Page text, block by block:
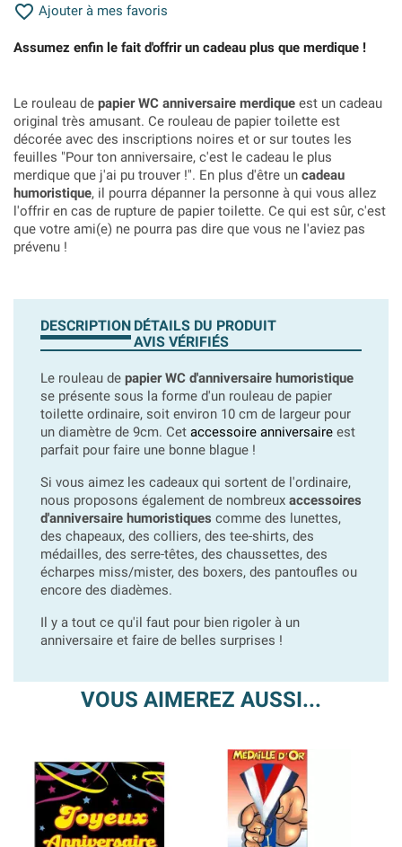
 Ajouter à mes favoris
Assumez enfin le fait d'offrir un cadeau plus que merdique !
Le rouleau de papier WC anniversaire merdique est un cadeau
original très amusant. Ce rouleau de papier toilette est
décorée avec des inscriptions noires et or sur toutes les
feuilles "Pour ton anniversaire, c'est le cadeau le plus
merdique que j'ai pu trouver !". En plus d'être un cadeau
humoristique, il pourra dépanner la personne à qui vous allez
l'offrir en cas de rupture de papier toilette. Ce qui est sûr, c'est
que votre ami(e) ne pourra pas dire que vous ne l'aviez pas
prévenu !
DESCRIPTION DÉTAILS DU PRODUIT
AVIS VÉRIFIÉS
Le rouleau de papier WC d'anniversaire humoristique
se présente sous la forme d'un rouleau de papier
toilette ordinaire, soit environ 10 cm de largeur pour
un diamètre de 9cm. Cet accessoire anniversaire est
parfait pour faire une bonne blague !
Si vous aimez les cadeaux qui sortent de l'ordinaire,
nous proposons également de nombreux accessoires
d'anniversaire humoristiques comme des lunettes,
des chapeaux, des colliers, des tee-shirts, des
médailles, des serre-têtes, des chaussettes, des
écharpes miss/mister, des boxers, des pantoufles ou
encore des diadèmes.
Il y a tout ce qu'il faut pour bien rigoler à un
anniversaire et faire de belles surprises !
VOUS AIMEREZ AUSSI...